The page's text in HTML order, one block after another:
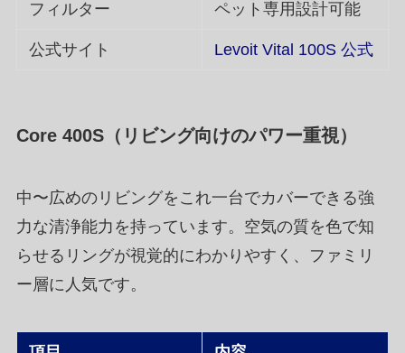
フィルター ペット専用設計可能
公式サイト Levoit Vital 100S 公式
Core 400S（リビング向けのパワー重視）
中〜広めのリビングをこれ一台でカバーできる強
力な清浄能力を持っています。空気の質を色で知
らせるリングが視覚的にわかりやすく、ファミリ
ー層に人気です。